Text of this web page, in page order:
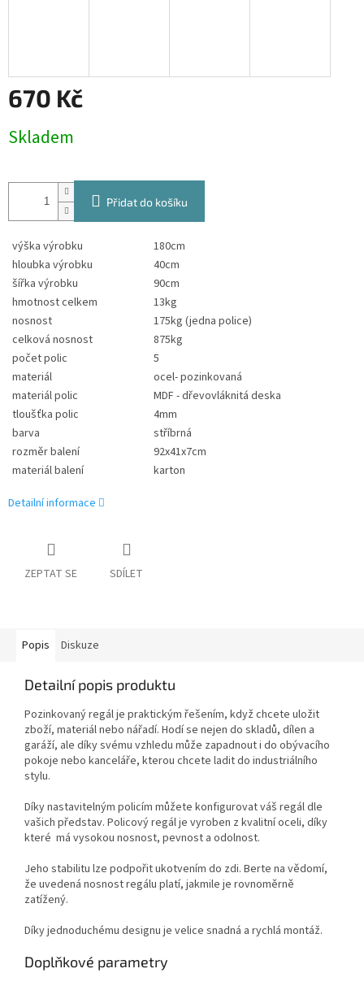
670 Kč
cena:
Skladem
Přidat do košíku
výška výrobku
180cm
hloubka výrobku
40cm
šířka výrobku
90cm
hmotnost celkem
13kg
nosnost
175kg (jedna police)
celková nosnost
875kg
počet polic
5
materiál
ocel- pozinkovaná
materiál polic
MDF - dřevovláknitá deska
tloušťka polic
4mm
barva
stříbrná
rozměr balení
92x41x7cm
materiál balení
karton
Detailní informace
ZEPTAT SE SDÍLET
Popis Diskuze
Detailní popis produktu
Pozinkovaný regál je praktickým řešením, když chcete uložit
zboží, materiál nebo nářadí. Hodí se nejen do skladů, dílen a
garáží, ale díky svému vzhledu může zapadnout i do obývacího
pokoje nebo kanceláře, kterou chcete ladit do industriálního
stylu.
Díky nastavitelným policím můžete konfigurovat váš regál dle
vašich představ. Policový regál je vyroben z kvalitní oceli, díky
které má vysokou nosnost, pevnost a odolnost.
Jeho stabilitu lze podpořit ukotvením do zdi. Berte na vědomí,
že uvedená nosnost regálu platí, jakmile je rovnoměrně
zatížený.
Díky jednoduchému designu je velice snadná a rychlá montáž.
Doplňkové parametry